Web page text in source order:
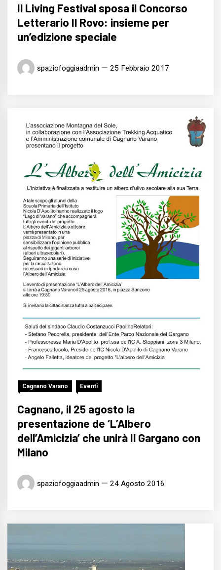
Il Living Festival sposa il Concorso
Letterario Il Rovo: insieme per
un’edizione speciale
spaziofoggiaadmin 25 Febbraio 2017
Cagnano Varano Eventi
Cagnano, il 25 agosto la
presentazione de ‘L’Albero
dell’Amicizia’ che unirà Il Gargano con
Milano
spaziofoggiaadmin 24 Agosto 2016